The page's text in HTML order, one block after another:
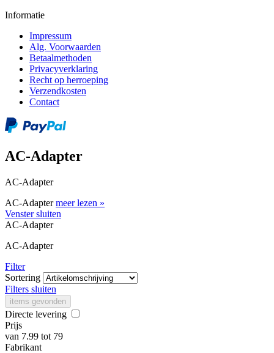
Informatie
Impressum
Alg. Voorwaarden
Betaalmethoden
Privacyverklaring
Recht op herroeping
Verzendkosten
Contact
AC-Adapter
AC-Adapter
AC-Adaptermeer lezen »
Venster sluiten
AC-Adapter
AC-Adapter
Filter
Sortering
Filters sluiten
items gevonden
Directe levering
Prijs
van 7.99 tot 79
Fabrikant